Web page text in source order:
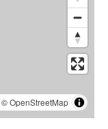
©OpenStreetMap